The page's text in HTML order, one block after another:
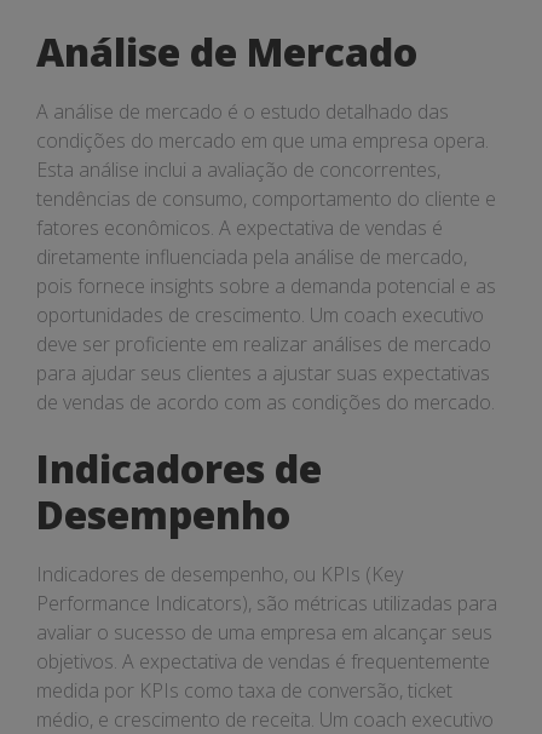
Análise de Mercado
A análise de mercado é o estudo detalhado das
condições do mercado em que uma empresa opera.
Esta análise inclui a avaliação de concorrentes,
tendências de consumo, comportamento do cliente e
fatores econômicos. A expectativa de vendas é
diretamente influenciada pela análise de mercado,
pois fornece insights sobre a demanda potencial e as
oportunidades de crescimento. Um coach executivo
deve ser proficiente em realizar análises de mercado
para ajudar seus clientes a ajustar suas expectativas
de vendas de acordo com as condições do mercado.
Indicadores de
Desempenho
Indicadores de desempenho, ou KPIs (Key
Performance Indicators), são métricas utilizadas para
avaliar o sucesso de uma empresa em alcançar seus
objetivos. A expectativa de vendas é frequentemente
medida por KPIs como taxa de conversão, ticket
médio, e crescimento de receita. Um coach executivo